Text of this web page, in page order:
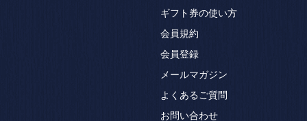
ギフト券の使い方
会員規約
会員登録
メールマガジン
よくあるご質問
お問い合わせ